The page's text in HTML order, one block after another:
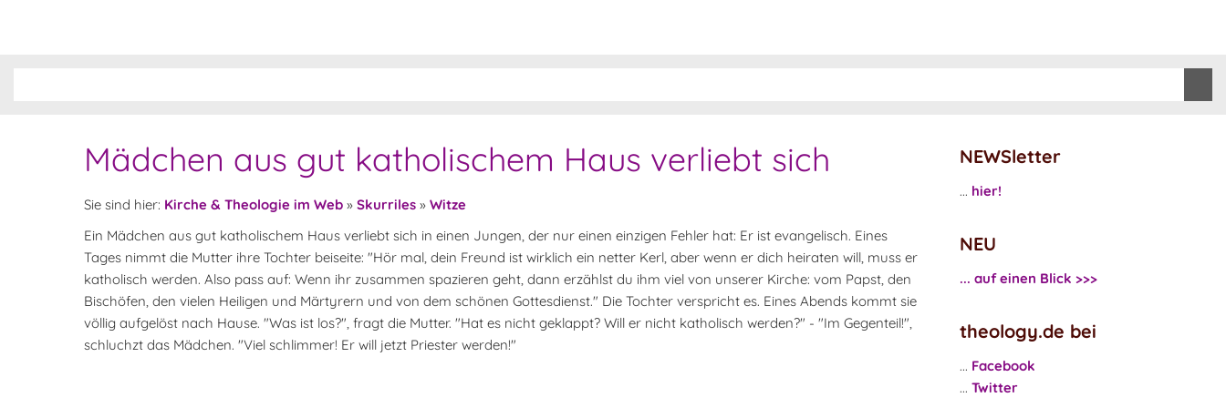
Mädchen aus gut katholischem Haus verliebt sich
Sie sind hier: Kirche & Theologie im Web » Skurriles » Witze
Ein Mädchen aus gut katholischem Haus verliebt sich in einen Jungen, der nur einen einzigen Fehler hat: Er ist evangelisch. Eines
Tages nimmt die Mutter ihre Tochter beiseite: "Hör mal, dein Freund ist wirklich ein netter Kerl, aber wenn er dich heiraten will, muss er
katholisch werden. Also pass auf: Wenn ihr zusammen spazieren geht, dann erzählst du ihm viel von unserer Kirche: vom Papst, den
Bischöfen, den vielen Heiligen und Märtyrern und von dem schönen Gottesdienst." Die Tochter verspricht es. Eines Abends kommt sie
völlig aufgelöst nach Hause. "Was ist los?", fragt die Mutter. "Hat es nicht geklappt? Will er nicht katholisch werden?" - "Im Gegenteil!",
schluchzt das Mädchen. "Viel schlimmer! Er will jetzt Priester werden!"
NEWSletter
... hier!
NEU
... auf einen Blick >>>
theology.de bei
... Facebook
... Twitter